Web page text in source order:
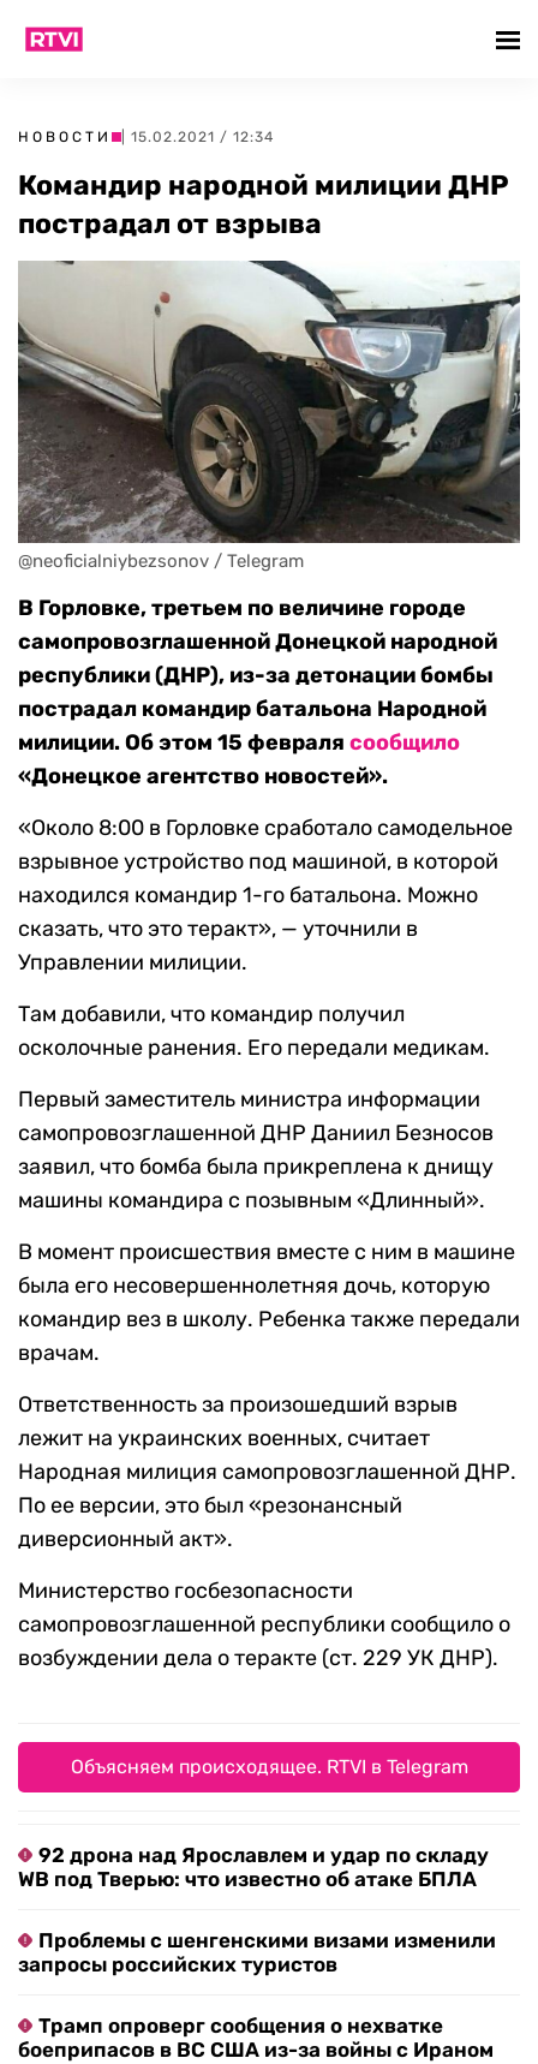
НОВОСТИ | 15.02.2021 / 12:34
Командир народной милиции ДНР
пострадал от взрыва
@neoficialniybezsonov / Telegram
В Горловке, третьем по величине городе
самопровозглашенной Донецкой народной
республики (ДНР), из-за детонации бомбы
пострадал командир батальона Народной
милиции. Об этом 15 февраля сообщило
«Донецкое агентство новостей».
«Около 8:00 в Горловке сработало самодельное
взрывное устройство под машиной, в которой
находился командир 1-го батальона. Можно
сказать, что это теракт», — уточнили в
Управлении милиции.
Там добавили, что командир получил
осколочные ранения. Его передали медикам.
Первый заместитель министра информации
самопровозглашенной ДНР Даниил Безносов
заявил, что бомба была прикреплена к днищу
машины командира с позывным «Длинный».
В момент происшествия вместе с ним в машине
была его несовершеннолетняя дочь, которую
командир вез в школу. Ребенка также передали
врачам.
Ответственность за произошедший взрыв
лежит на украинских военных, считает
Народная милиция самопровозглашенной ДНР.
По ее версии, это был «резонансный
диверсионный акт».
Министерство госбезопасности
самопровозглашенной республики сообщило о
возбуждении дела о теракте (ст. 229 УК ДНР).
Объясняем происходящее. RTVI в Telegram
92 дрона над Ярославлем и удар по складу
WB под Тверью: что известно об атаке БПЛА
Проблемы с шенгенскими визами изменили
запросы российских туристов
Трамп опроверг сообщения о нехватке
боеприпасов в ВС США из-за войны с Ираном